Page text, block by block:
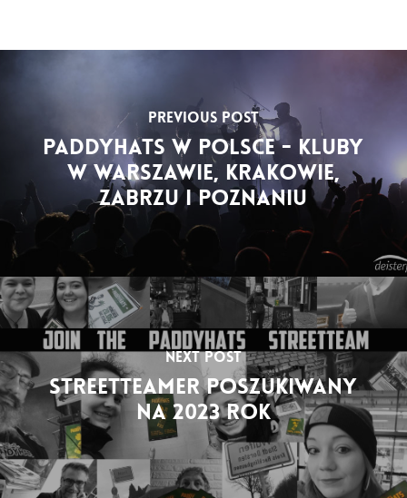
Previous Post
Paddyhats w Polsce - Kluby
w Warszawie, Krakowie,
Zabrzu i Poznaniu
Next Post
Streetteamer poszukiwany
na 2023 rok